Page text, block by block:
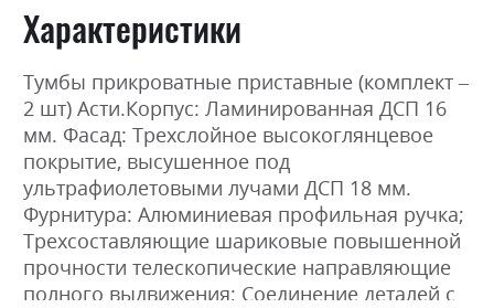
Характеристики
Тумбы прикроватные приставные (комплект –
2 шт) Асти.Корпус: Ламинированная ДСП 16
мм. Фасад: Трехслойное высокоглянцевое
покрытие, высушенное под
ультрафиолетовыми лучами ДСП 18 мм.
Фурнитура: Алюминиевая профильная ручка;
Трехсоставляющие шариковые повышенной
прочности телескопические направляющие
полного выдвижения; Соединение деталей с